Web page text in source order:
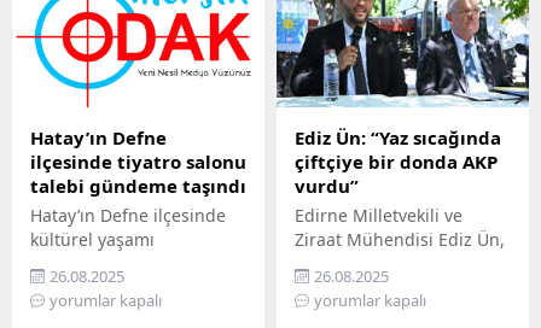
Hatay’ın Defne
ilçesinde tiyatro salonu
talebi gündeme taşındı
Hatay’ın Defne ilçesinde
kültürel yaşamı
canlandırmak isteyen
sanatçılar, ilçeye bir
tiyatro salonu kurulması
26.08.2025
yorumlar kapalı
Ediz Ün: “Yaz sıcağında
çiftçiye bir donda AKP
vurdu”
Edirne Milletvekili ve
Ziraat Mühendisi Ediz Ün,
kabine toplantısı sonrası
Cumhurbaşkanı
Erdoğan’ın açıkladığı zirai
26.08.2025
yorumlar kapalı